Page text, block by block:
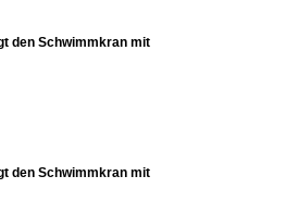
den Schwimmkran mit
den Schwimmkran mit